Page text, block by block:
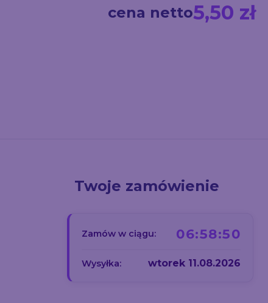
cena netto5,50 zł
Twoje zamówienie
Zamów w ciągu: 06:58:49
Wysyłka: wtorek 11.08.2026